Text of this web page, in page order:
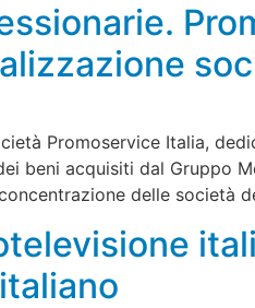
Promoservice Italia,
beni acquisiti dal Gruppo
delle società